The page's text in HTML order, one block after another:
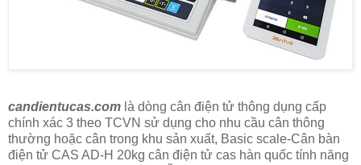
candientucas.com là dòng cân điện tử thông dụng cấp
chính xác 3 theo TCVN sử dụng cho nhu cầu cân thông
thường hoặc cân trong khu sản xuất, Basic scale-Cân bàn
điện tử CAS AD-H 20kg cân điện tử cas hàn quốc tính năng